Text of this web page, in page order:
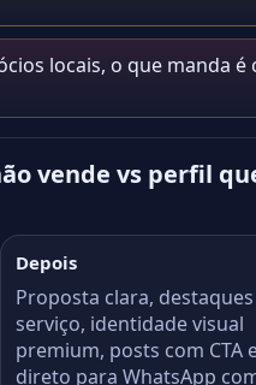
locais, o que manda é
vende vs perfil
Depois
Proposta clara,
serviço, identidade visual
premium, posts com CTA
direto para WhatsApp